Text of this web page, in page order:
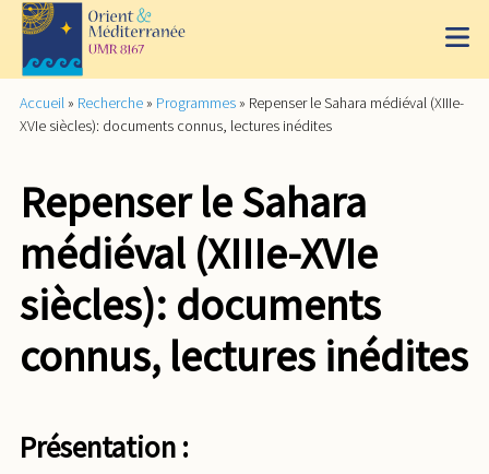
Accueil » Recherche » Programmes » Repenser le Sahara médiéval (XIIIe-
XVIe siècles): documents connus, lectures inédites
Repenser le Sahara
médiéval (XIIIe-XVIe
siècles): documents
connus, lectures inédites
Présentation :